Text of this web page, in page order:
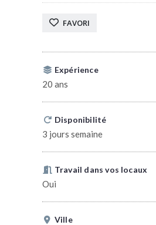
FAVORI
Expérience
20 ans
Disponibilité
3 jours semaine
Travail dans vos locaux
Oui
Ville